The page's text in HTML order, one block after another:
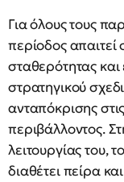
Για όλους τους
περίοδος
σταθερότητας
στρατηγικού
ανταπόκρισης
περιβάλλοντος.
λειτουργίας του,
διαθέτει πείρα